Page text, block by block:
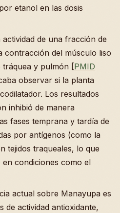
etanol en las dosis
de una fracción de
contracción del músculo liso
tráquea y pulmón [PMID
observar si la planta
Los resultados
inhibió de manera
fases temprana y tardía de
por antígenos (como la
tejidos traqueales, lo que
condiciones como el
actual sobre Manayupa es
de actividad antioxidante,